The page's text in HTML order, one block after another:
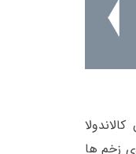
زخم ها